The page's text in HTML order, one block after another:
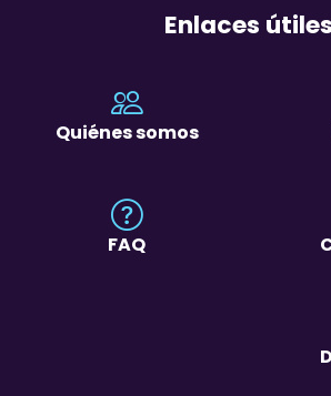
Enlaces útiles
Quiénes somos
FAQ